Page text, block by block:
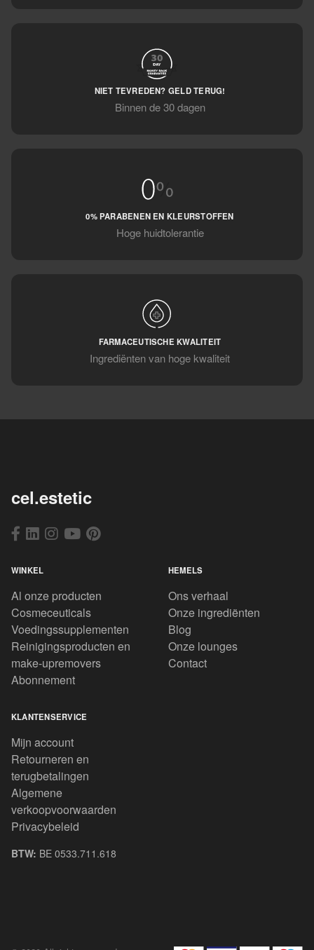
NIET TEVREDEN? GELD TERUG!
Binnen de 30 dagen
0% PARABENEN EN KLEURSTOFFEN
Hoge huidtolerantie
FARMACEUTISCHE KWALITEIT
Ingrediënten van hoge kwaliteit
cel.estetic
WINKEL
Al onze producten
Cosmeceuticals
Voedingssupplementen
Reinigingsproducten en
make-upremovers
Abonnement
HEMELS
Ons verhaal
Onze ingrediënten
Blog
Onze lounges
Contact
KLANTENSERVICE
Mijn account
Retourneren en
terugbetalingen
Algemene
verkoopvoorwaarden
Privacybeleid
BTW: BE 0533.711.618